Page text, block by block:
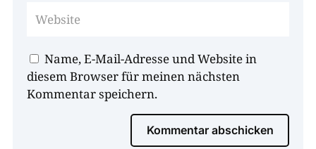
Name, E-Mail-Adresse und Website in
diesem Browser für meinen nächsten
Kommentar speichern.
Kommentar abschicken